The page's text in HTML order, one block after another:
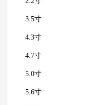
3.5寸
4.3寸
4.7寸
5.0寸
5.6寸